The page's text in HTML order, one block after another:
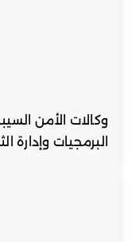
وكالات الأمن
البرمجيات وإدارة